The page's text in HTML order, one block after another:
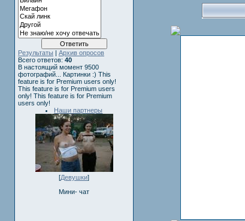
Результаты | Архив опросов
Всего ответов: 40
В настоящий момент 9500
фотографий... Картинки :) This
feature is for Premium users only!
This feature is for Premium users
only! This feature is for Premium
users only!
Наши партнеры
[Девушки]
Мини- чат